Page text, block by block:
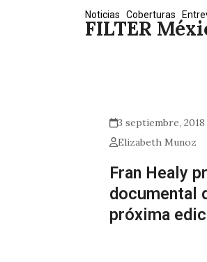
FILTER
Noticias Coberturas
3 septiembre, 2018
Elizabeth Munoz
Fran Healy
documental
próxima